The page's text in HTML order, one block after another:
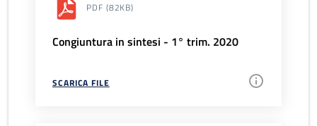
PDF (82KB)
Congiuntura in sintesi - 1° trim. 2020
SCARICA FILE